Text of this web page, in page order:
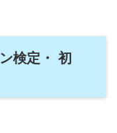
検定・ 初